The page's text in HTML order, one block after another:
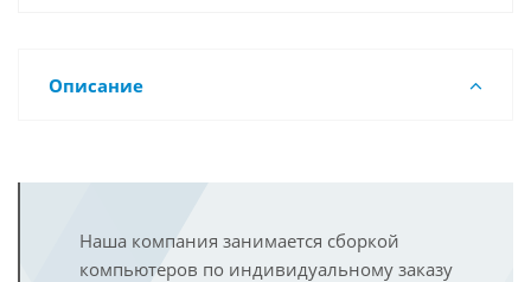
Описание
Наша компания занимается сборкой
компьютеров по индивидуальному заказу